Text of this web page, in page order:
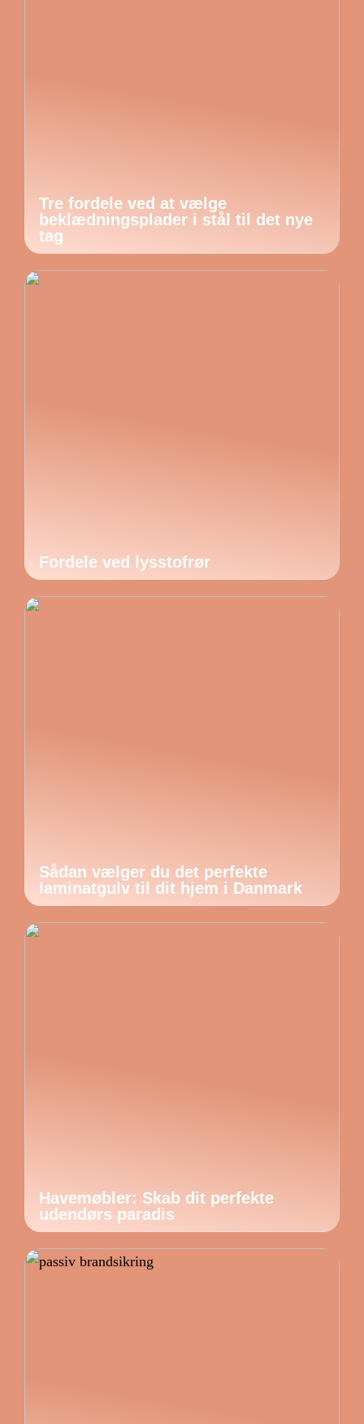
Tre fordele ved at vælge
beklædningsplader i stål til det nye
tag
Fordele ved lysstofrør
Sådan vælger du det perfekte
laminatgulv til dit hjem i Danmark
Havemøbler: Skab dit perfekte
udendørs paradis